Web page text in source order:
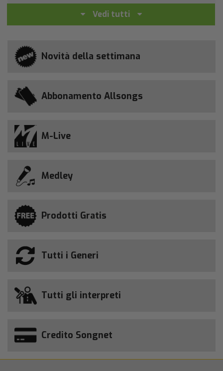
Vedi tutti
Novità della settimana
Abbonamento Allsongs
M-Live
Medley
Prodotti Gratis
Tutti i Generi
Tutti gli interpreti
Credito Songnet